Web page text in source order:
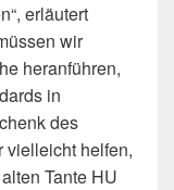
erläutert
wir
heranführen,
in
des
vielleicht helfen,
Tante HU